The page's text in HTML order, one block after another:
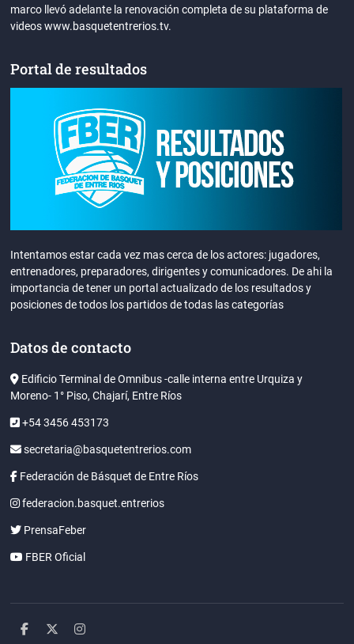
marco llevó adelante la renovación completa de su plataforma de
videos www.basquetentrerios.tv.
Portal de resultados
Intentamos estar cada vez mas cerca de los actores: jugadores,
entrenadores, preparadores, dirigentes y comunicadores. De ahi la
importancia de tener un portal actualizado de los resultados y
posiciones de todos los partidos de todas las categorías
Datos de contacto
Edificio Terminal de Omnibus -calle interna entre Urquiza y
Moreno- 1° Piso, Chajarí, Entre Ríos
+54 3456 453173
secretaria@basquetentrerios.com
Federación de Básquet de Entre Ríos
federacion.basquet.entrerios
PrensaFeber
FBER Oficial
facebook
twitterinstagram